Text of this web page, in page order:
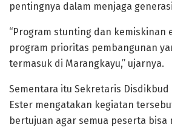
pentingnya dalam menjaga
“Program stunting dan kemiskinan
program prioritas pembangunan
termasuk di Marangkayu,” ujarnya.
Sementara itu Sekretaris Disdikbud
Ester mengatakan kegiatan
bertujuan agar semua peserta bisa